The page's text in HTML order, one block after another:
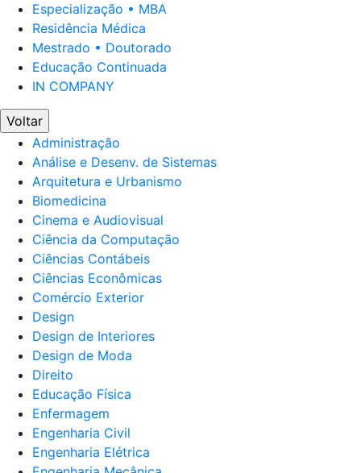
Especialização • MBA
Residência Médica
Mestrado • Doutorado
Educação Continuada
IN COMPANY
Voltar
Administração
Análise e Desenv. de Sistemas
Arquitetura e Urbanismo
Biomedicina
Cinema e Audiovisual
Ciência da Computação
Ciências Contábeis
Ciências Econômicas
Comércio Exterior
Design
Design de Interiores
Design de Moda
Direito
Educação Física
Enfermagem
Engenharia Civil
Engenharia Elétrica